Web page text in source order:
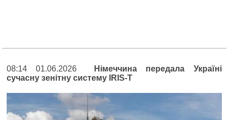
08:14 01.06.2026
Німеччина передала Україні
сучасну зенітну систему IRIS-T